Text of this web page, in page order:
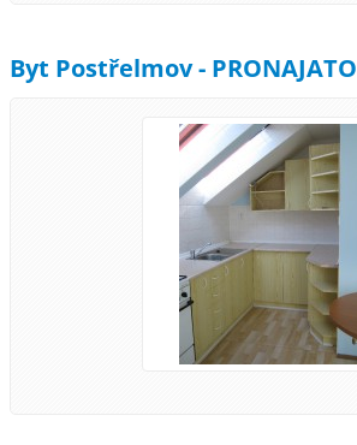
Byt Postřelmov - PRONAJATO